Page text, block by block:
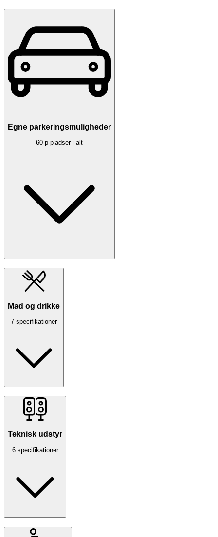
Egne parkeringsmuligheder
60 p-pladser i alt
Mad og drikke
7 specifikationer
Teknisk udstyr
6 specifikationer